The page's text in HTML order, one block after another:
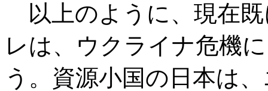
以上のように、現在
レは、ウクライナ危機
う。資源小国の日本は